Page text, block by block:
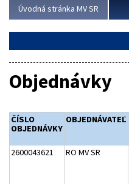
Úvodná stránka MV SR
Objednávky
ČÍSLO
OBJEDNÁVKY
OBJEDNÁVATEĽ
2600043621 RO MV SR